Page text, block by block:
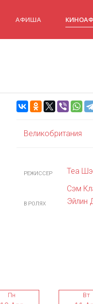
АФИША
Великобритания
РЕЖИССЕР Теа
В РОЛЯХ
Сэм
Эйлин
Пн Вт